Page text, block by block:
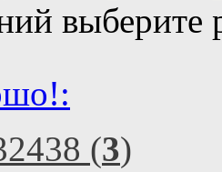
выберите
(3)